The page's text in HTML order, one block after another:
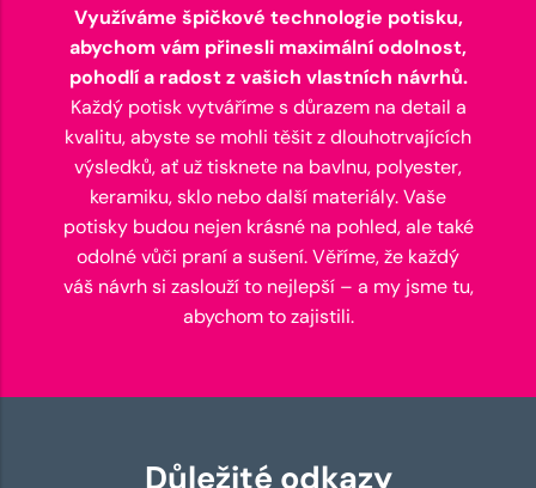
Využíváme špičkové technologie potisku,
abychom vám přinesli maximální odolnost,
pohodlí a radost z vašich vlastních návrhů.
Každý potisk vytváříme s důrazem na detail a
kvalitu, abyste se mohli těšit z dlouhotrvajících
výsledků, ať už tisknete na bavlnu, polyester,
keramiku, sklo nebo další materiály. Vaše
potisky budou nejen krásné na pohled, ale také
odolné vůči praní a sušení. Věříme, že každý
váš návrh si zaslouží to nejlepší – a my jsme tu,
abychom to zajistili.
Důležité odkazy